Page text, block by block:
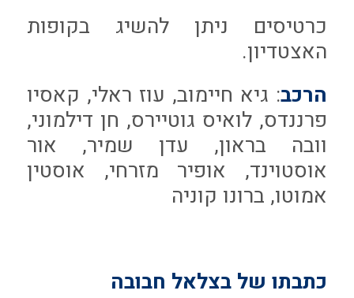
כרטיסים ניתן להשיג בקופות
האצטדיון.
הרכב: גיא חיימוב, עוז ראלי, קאסיו
פרננדס, לואיס גוטיירס, חן דילמוני,
וובה בראון, עדן שמיר, אור
אוסטוינד, אופיר מזרחי, אוסטין
אמוטו, ברונו קוניה
כתבתו של בצלאל חבובה